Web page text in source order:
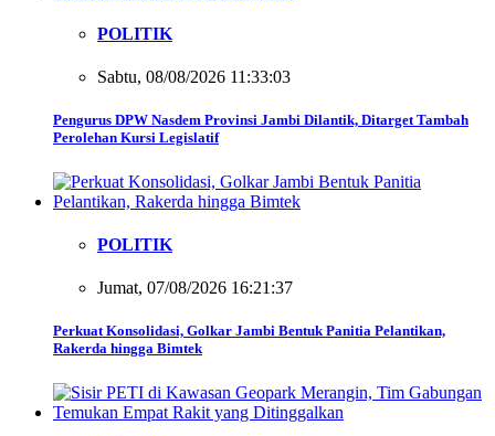
POLITIK
Sabtu, 08/08/2026 11:33:03
Pengurus DPW Nasdem Provinsi Jambi Dilantik, Ditarget Tambah
Perolehan Kursi Legislatif
POLITIK
Jumat, 07/08/2026 16:21:37
Perkuat Konsolidasi, Golkar Jambi Bentuk Panitia Pelantikan,
Rakerda hingga Bimtek